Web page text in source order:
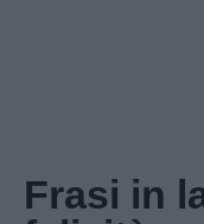
Frasi in